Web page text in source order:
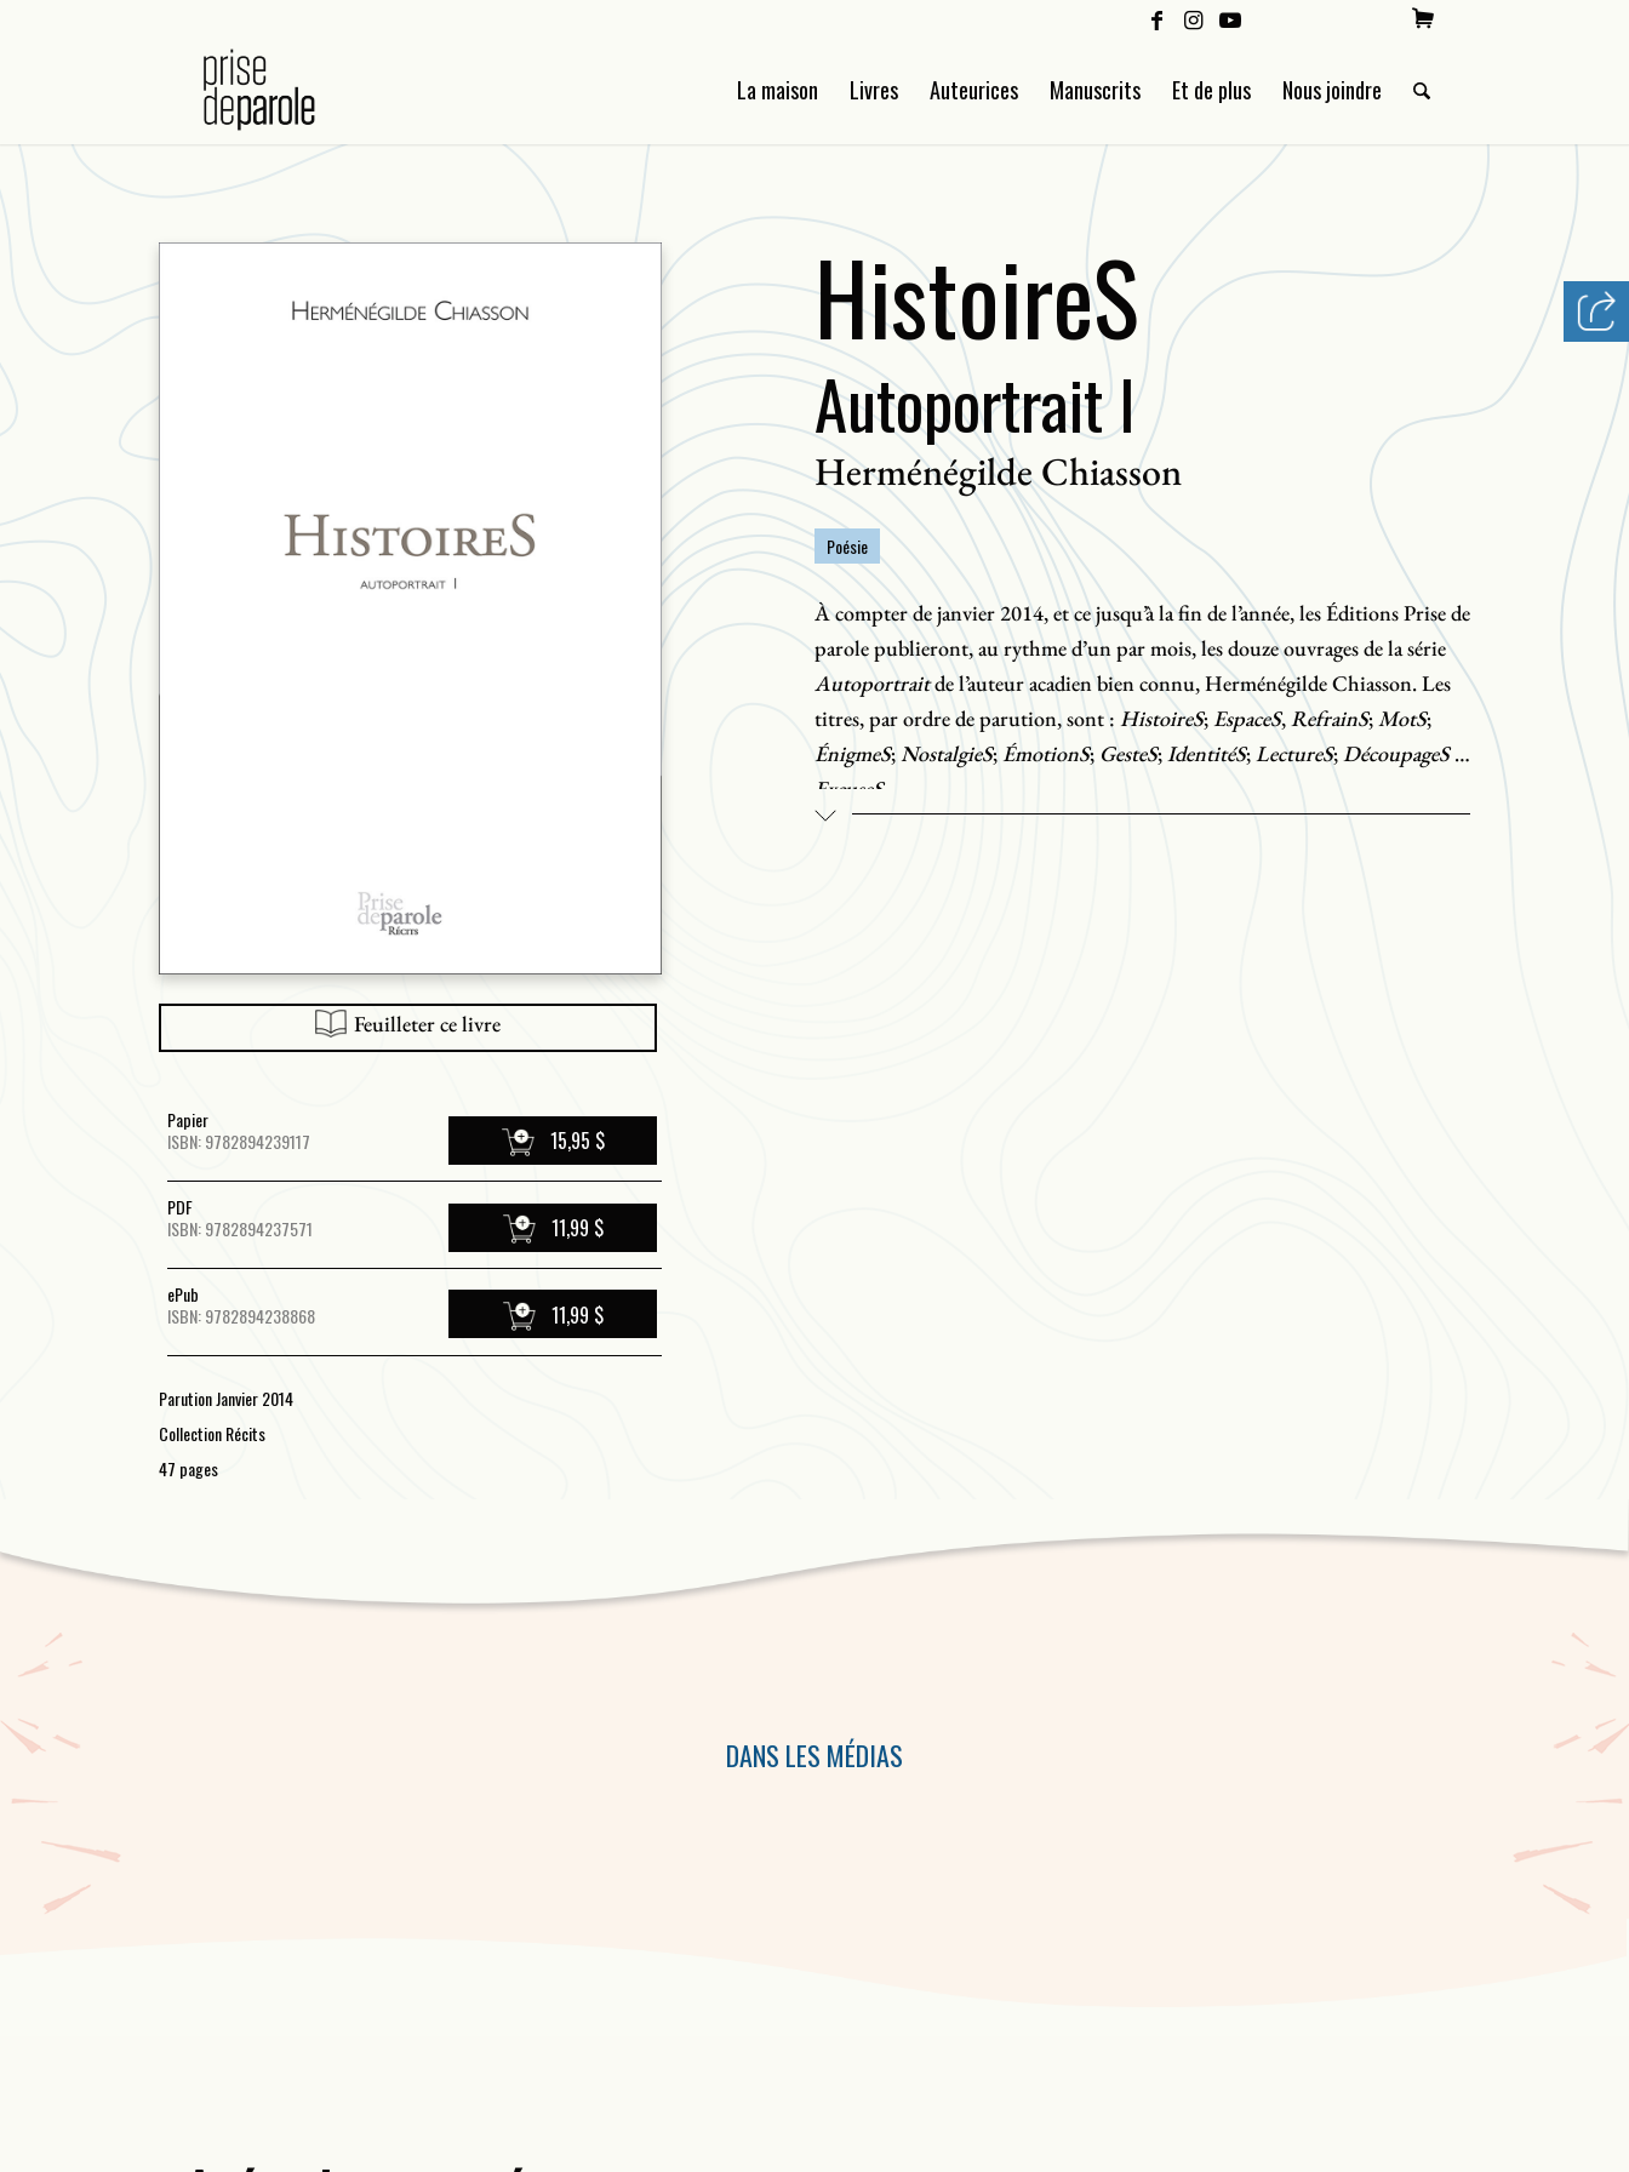
La maison Livres Auteurices Manuscrits Et de plus Nous joindre
Feuilleter ce livre
Papier
ISBN: 9782894239117
15,95 $
PDF
ISBN: 9782894237571
11,99 $
ePub
ISBN: 9782894238868
11,99 $
Parution Janvier 2014
Collection Récits
47 pages
HistoireS
Autoportrait I
Herménégilde Chiasson
Poésie
À compter de janvier 2014, et ce jusqu’à la fin de l’année, les Éditions Prise de
parole publieront, au rythme d’un par mois, les douze ouvrages de la série
Autoportraitde l’auteur acadien bien connu, Herménégilde Chiasson. Les
titres, par ordre de parution, sont : HistoireS;EspaceS,RefrainS;MotS;
ÉnigmeS;NostalgieS;ÉmotionS; GesteS;IdentitéS;LectureS;DécoupageS;
ExcuseS.
DANS LES MÉDIAS